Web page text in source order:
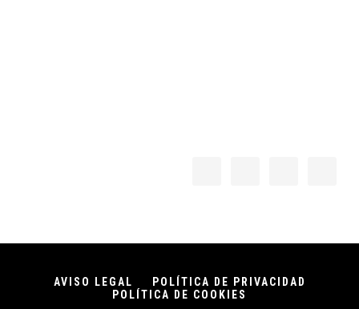
AVISO LEGAL
POLÍTICA DE PRIVACIDAD
POLÍTICA DE COOKIES